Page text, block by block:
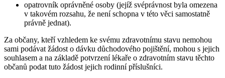
opatrovník oprávněné osoby (jejíž svéprávnost byla omezena
v takovém rozsahu, že není schopna v této věci samostatně
právně jednat).
Za občany, kteří vzhledem ke svému zdravotnímu stavu nemohou
sami podávat žádost o dávku důchodového pojištění, mohou s jejich
souhlasem a na základě potvrzení lékaře o zdravotním stavu těchto
občanů podat tuto žádost jejich rodinní příslušníci.